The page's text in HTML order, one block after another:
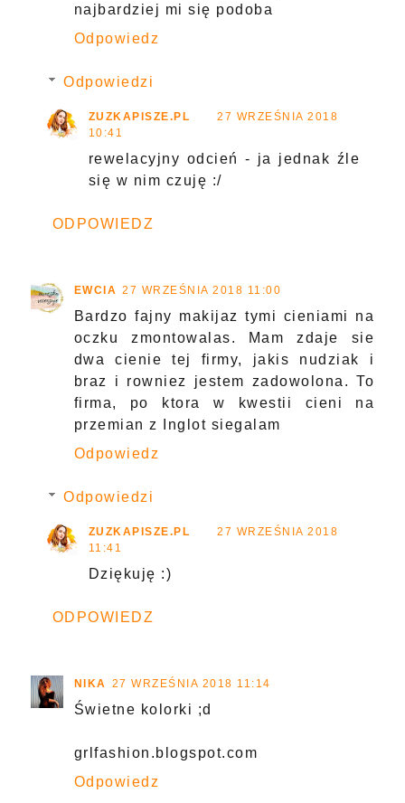
najbardziej mi się podoba
Odpowiedz
Odpowiedzi
ZUZKAPISZE.PL
27 WRZEŚNIA 2018
10:41
rewelacyjny odcień - ja jednak źle
się w nim czuję :/
ODPOWIEDZ
EWCIA 27 WRZEŚNIA 2018 11:00
Bardzo fajny makijaz tymi cieniami na
oczku zmontowalas. Mam zdaje sie
dwa cienie tej firmy, jakis nudziak i
braz i rowniez jestem zadowolona. To
firma, po ktora w kwestii cieni na
przemian z Inglot siegalam
Odpowiedz
Odpowiedzi
ZUZKAPISZE.PL
27 WRZEŚNIA 2018
11:41
Dziękuję :)
ODPOWIEDZ
NIKA 27 WRZEŚNIA 2018 11:14
Świetne kolorki ;d
grlfashion.blogspot.com
Odpowiedz